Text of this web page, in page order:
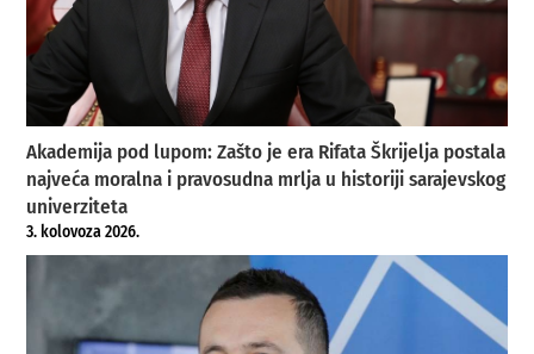
Akademija pod lupom: Zašto je era Rifata Škrijelja postala
najveća moralna i pravosudna mrlja u historiji sarajevskog
univerziteta
3. kolovoza 2026.